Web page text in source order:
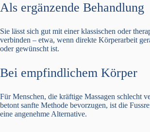
Als ergänzende Behandlung
Sie lässt sich gut mit einer klassischen oder
verbinden – etwa, wenn direkte Körperarbeit
oder gewünscht ist.
Bei empfindlichem Körper
Für Menschen, die kräftige Massagen schlecht
betont sanfte Methode bevorzugen, ist die
eine angenehme Alternative.